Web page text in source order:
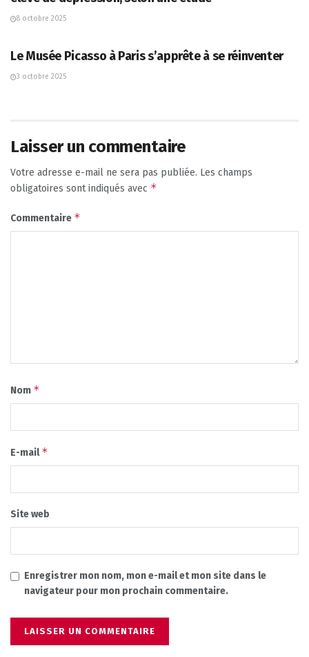
8 octobre 2025
Le Musée Picasso à Paris s’apprête à se réinventer
3 octobre 2025
Laisser un commentaire
Votre adresse e-mail ne sera pas publiée. Les champs
obligatoires sont indiqués avec *
Commentaire *
Nom *
E-mail*
Site web
Enregistrer mon nom, mon e-mail et mon site dans le
navigateur pour mon prochain commentaire.